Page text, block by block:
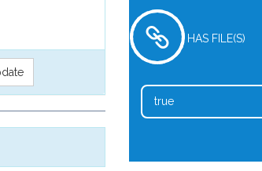
HAS FILE(S)
true